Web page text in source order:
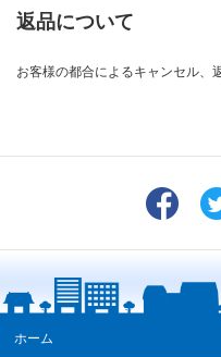
返品について
お客様の都合によるキャンセル、
ホーム